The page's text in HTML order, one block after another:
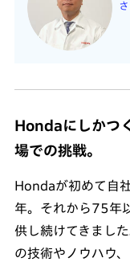
Hondaにしかつ
場での挑戦。
Hondaが初めて自
年。それから75年
供し続けてきまし
の技術やノウハウ